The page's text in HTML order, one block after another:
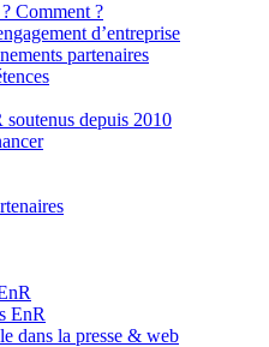
Comment ?
d’entreprise
partenaires
depuis 2010
EnR
dans la presse & web